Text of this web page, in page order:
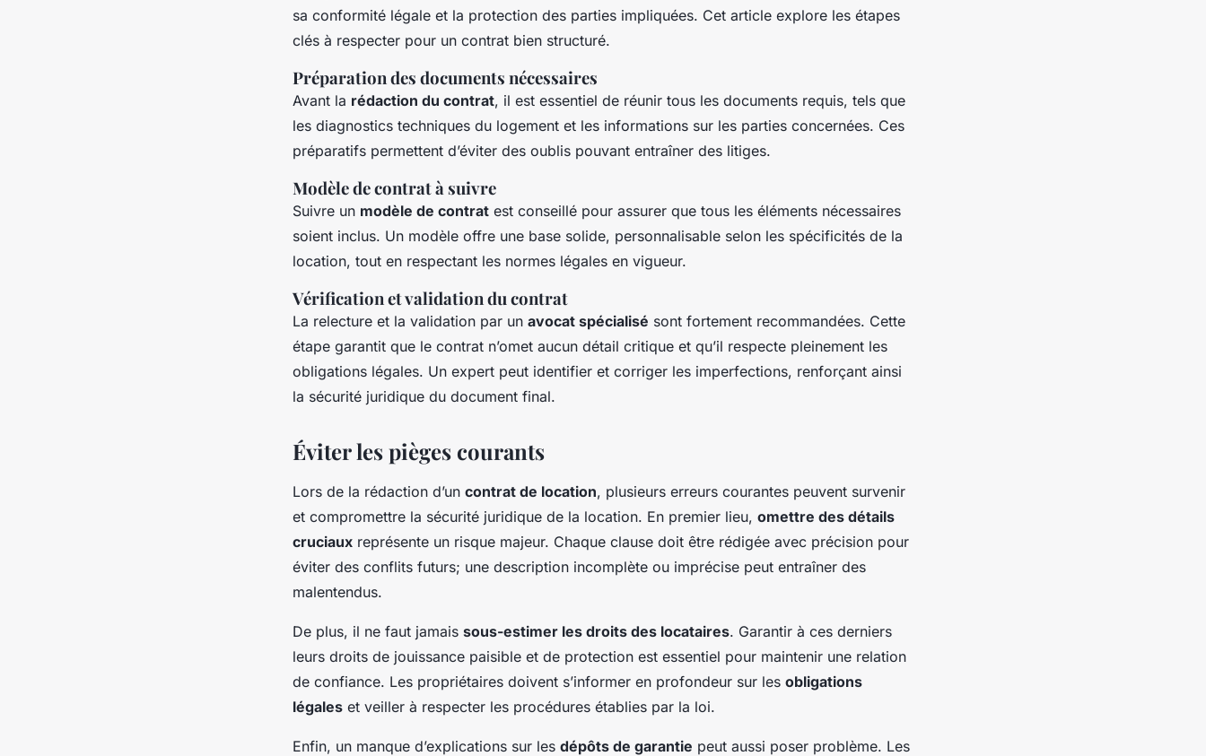
sa conformité légale et la protection des parties impliquées. Cet article explore les étapes
clés à respecter pour un contrat bien structuré.
Préparation des documents nécessaires
Avant la rédaction du contrat, il est essentiel de réunir tous les documents requis, tels que
les diagnostics techniques du logement et les informations sur les parties concernées. Ces
préparatifs permettent d’éviter des oublis pouvant entraîner des litiges.
Modèle de contrat à suivre
Suivre un modèle de contrat est conseillé pour assurer que tous les éléments nécessaires
soient inclus. Un modèle offre une base solide, personnalisable selon les spécificités de la
location, tout en respectant les normes légales en vigueur.
Vérification et validation du contrat
La relecture et la validation par un avocat spécialisé sont fortement recommandées. Cette
étape garantit que le contrat n’omet aucun détail critique et qu’il respecte pleinement les
obligations légales. Un expert peut identifier et corriger les imperfections, renforçant ainsi
la sécurité juridique du document final.
Éviter les pièges courants
Lors de la rédaction d’un contrat de location, plusieurs erreurs courantes peuvent survenir
et compromettre la sécurité juridique de la location. En premier lieu, omettre des détails
cruciaux représente un risque majeur. Chaque clause doit être rédigée avec précision pour
éviter des conflits futurs; une description incomplète ou imprécise peut entraîner des
malentendus.
De plus, il ne faut jamais sous-estimer les droits des locataires. Garantir à ces derniers
leurs droits de jouissance paisible et de protection est essentiel pour maintenir une relation
de confiance. Les propriétaires doivent s’informer en profondeur sur les obligations
légales et veiller à respecter les procédures établies par la loi.
Enfin, un manque d’explications sur les dépôts de garantie peut aussi poser problème. Les